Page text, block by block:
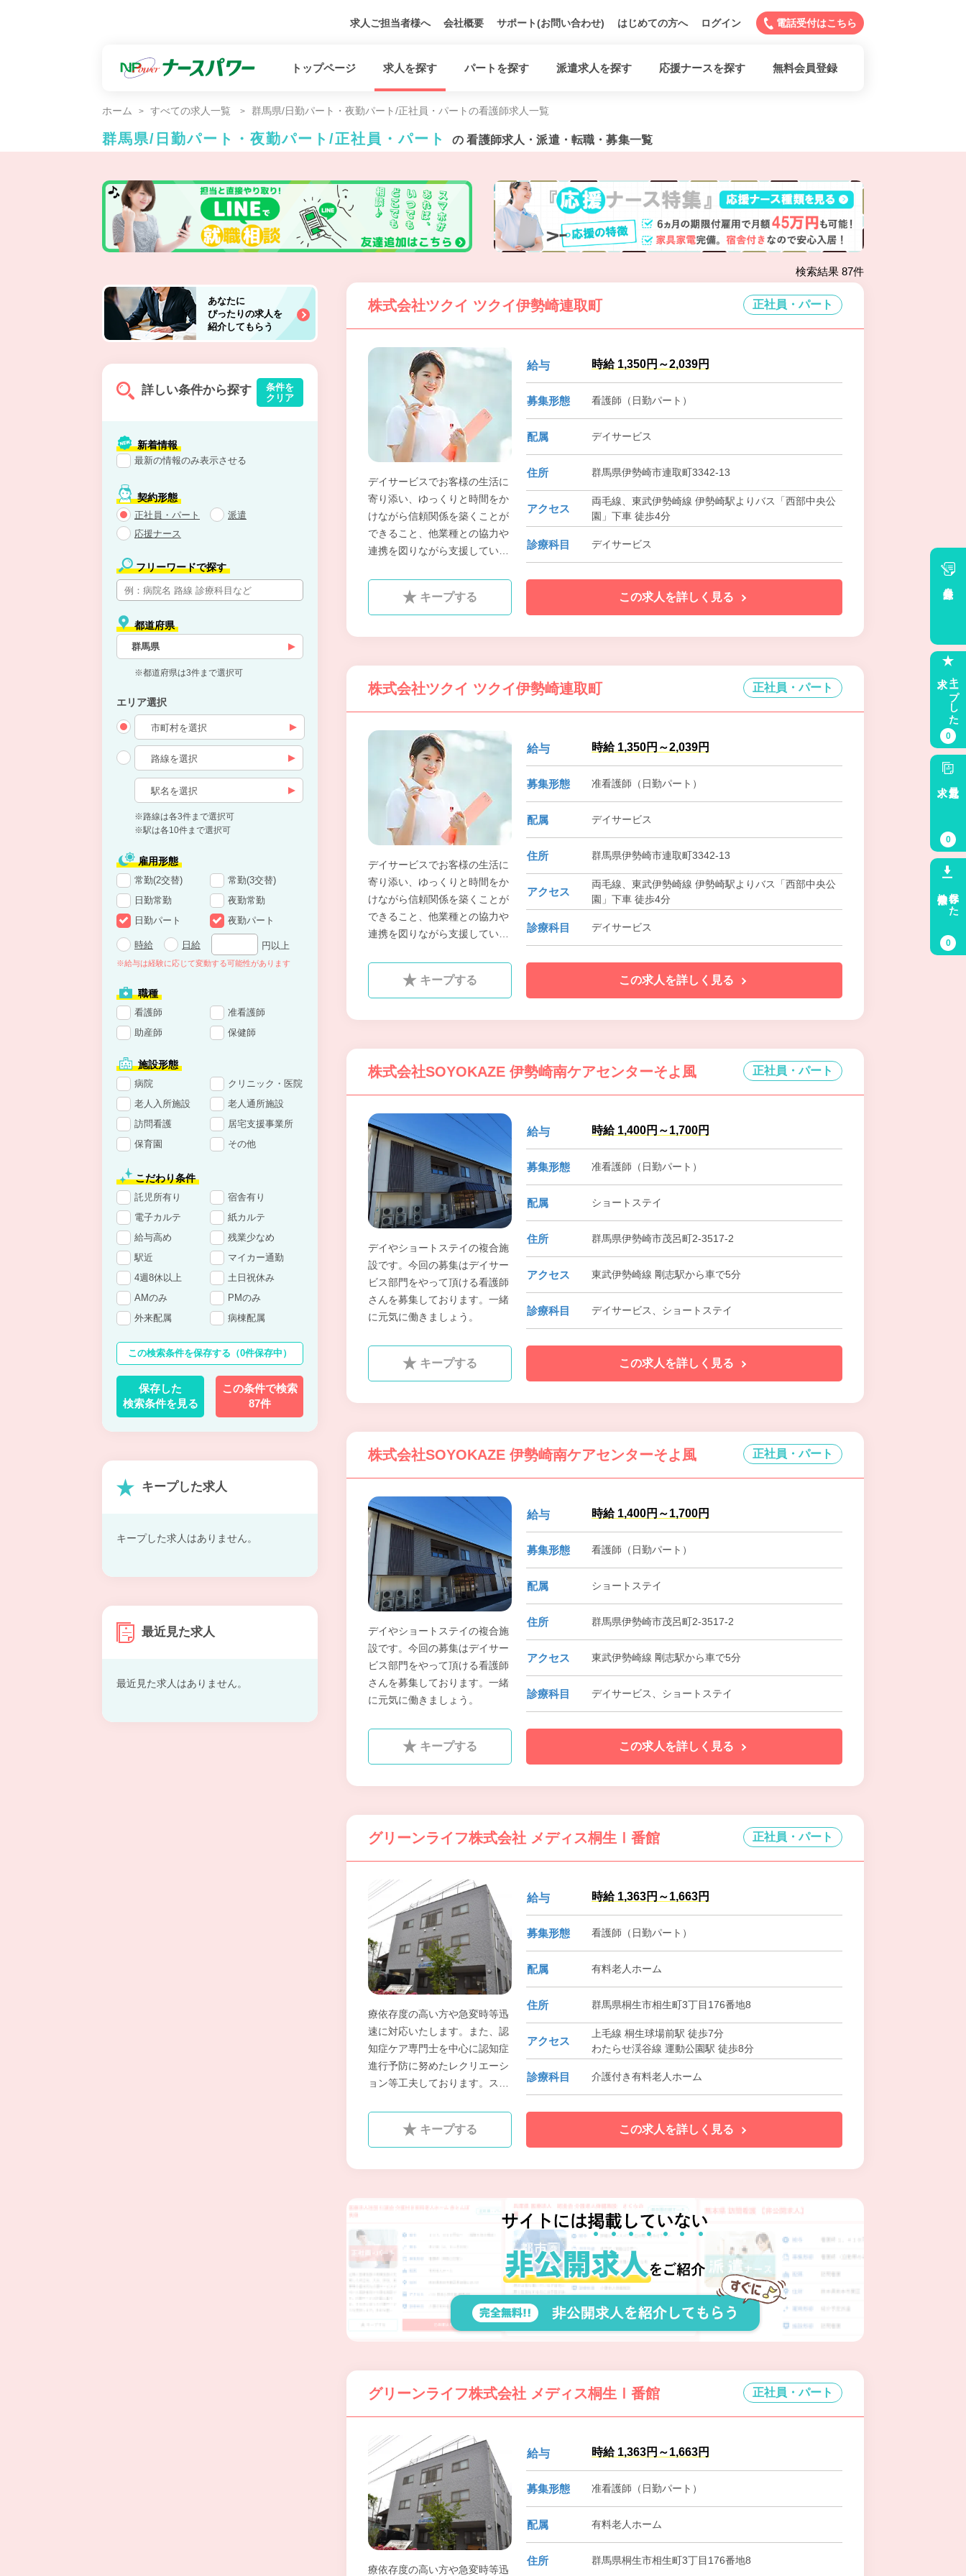
求人ご担当者様へ 会社概要 サポート(お問い合わせ) はじめての方へ ログイン 電話受付はこちら
トップページ 求人を探す パートを探す 派遣求人を探す 応援ナースを探す 無料会員登録
ホーム すべての求人一覧 群馬県/日勤パート・夜勤パート/正社員・パートの看護師求人一覧
群馬県/日勤パート・夜勤パート/正社員・パート の 看護師求人・派遣・転職・募集一覧
検索結果 87件
株式会社ツクイ ツクイ伊勢崎連取町 正社員・パート
デイサービスでお客様の生活に
寄り添い、ゆっくりと時間をか
けながら信頼関係を築くことが
できること、他業種との協力や
連携を図りながら支援していけ
感謝の言葉を直接いただけるこ
とがやりがいにも繋がります。
ンスに合わせた働き方ができま
給与 時給 1,350円～2,039円
募集形態 看護師（日勤パート）
配属 デイサービス
住所 群馬県伊勢崎市連取町3342‐13
アクセス
両毛線、東武伊勢崎線 伊勢崎駅よりバス「西部中央公
園」下車 徒歩4分
診療科目 デイサービス
キープする この求人を詳しく見る
株式会社ツクイ ツクイ伊勢崎連取町 正社員・パート
デイサービスでお客様の生活に
寄り添い、ゆっくりと時間をか
けながら信頼関係を築くことが
できること、他業種との協力や
連携を図りながら支援していけ
感謝の言葉を直接いただけるこ
とがやりがいにも繋がります。
ンスに合わせた働き方ができま
給与 時給 1,350円～2,039円
募集形態 准看護師（日勤パート）
配属 デイサービス
住所 群馬県伊勢崎市連取町3342‐13
アクセス
両毛線、東武伊勢崎線 伊勢崎駅よりバス「西部中央公
園」下車 徒歩4分
診療科目 デイサービス
キープする この求人を詳しく見る
株式会社SOYOKAZE 伊勢崎南ケアセンターそよ風 正社員・パート
デイやショートステイの複合施
設です。今回の募集はデイサー
ビス部門をやって頂ける看護師
さんを募集しております。一緒
に元気に働きましょう。
給与 時給 1,400円～1,700円
募集形態 准看護師（日勤パート）
配属 ショートステイ
住所 群馬県伊勢崎市茂呂町2-3517-2
アクセス 東武伊勢崎線 剛志駅から車で5分
診療科目 デイサービス、ショートステイ
キープする この求人を詳しく見る
株式会社SOYOKAZE 伊勢崎南ケアセンターそよ風 正社員・パート
デイやショートステイの複合施
設です。今回の募集はデイサー
ビス部門をやって頂ける看護師
さんを募集しております。一緒
に元気に働きましょう。
給与 時給 1,400円～1,700円
募集形態 看護師（日勤パート）
配属 ショートステイ
住所 群馬県伊勢崎市茂呂町2-3517-2
アクセス 東武伊勢崎線 剛志駅から車で5分
診療科目 デイサービス、ショートステイ
キープする この求人を詳しく見る
グリーンライフ株式会社 メディス桐生Ⅰ番館 正社員・パート
療依存度の高い方や急変時等迅
速に対応いたします。また、認
知症ケア専門士を中心に認知症
進行予防に努めたレクリエーシ
ョン等工夫しております。スタ
ガーデニング・手芸・カラオケ
等利用者様と一緒に楽しみ、安
ります。 私たちと一緒に元気に
給与 時給 1,363円～1,663円
募集形態 看護師（日勤パート）
配属 有料老人ホーム
住所 群馬県桐生市相生町3丁目176番地8
アクセス
上毛線 桐生球場前駅 徒歩7分
わたらせ渓谷線 運動公園駅 徒歩8分
診療科目 介護付き有料老人ホーム
キープする この求人を詳しく見る
グリーンライフ株式会社 メディス桐生Ⅰ番館 正社員・パート
療依存度の高い方や急変時等迅
給与 時給 1,363円～1,663円
募集形態 准看護師（日勤パート）
配属 有料老人ホーム
住所 群馬県桐生市相生町3丁目176番地8
あなたに
ぴったりの求人を
紹介してもらう
詳しい条件から探す
条件を
クリア
新着情報
最新の情報のみ表示させる
契約形態
正社員・パート
派遣
応援ナース
フリーワードで探す
都道府県
群馬県
※都道府県は3件まで選択可
エリア選択
※路線は各3件まで選択可
※駅は各10件まで選択可
雇用形態
常勤(2交替)
常勤(3交替)
日勤常勤
夜勤常勤
日勤パート
夜勤パート
時給 日給 円以上
※給与は経験に応じて変動する可能性があります
職種
看護師
准看護師
助産師
保健師
施設形態
病院
クリニック・医院
老人入所施設
老人通所施設
訪問看護
居宅支援事業所
保育園
その他
こだわり条件
託児所有り
宿舎有り
電子カルテ
紙カルテ
給与高め
残業少なめ
駅近
マイカー通勤
4週8休以上
土日祝休み
AMのみ
PMのみ
外来配属
病棟配属
この検索条件を保存する （0件保存中）
保存した
検索条件を見る
この条件で検索
87件
キープした求人
キープした求人はありません。
最近見た求人
最近見た求人はありません。
キープした
0
最近見た
0
保存した
0